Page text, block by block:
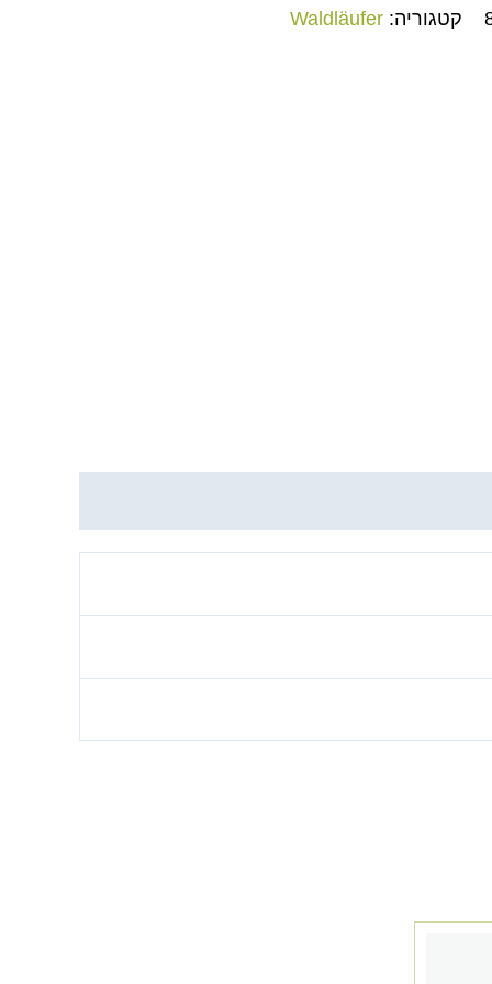
קטגוריה: Waldläufer